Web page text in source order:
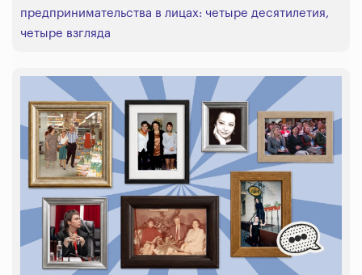
предпринимательства в лицах: четыре десятилетия,
четыре взгляда